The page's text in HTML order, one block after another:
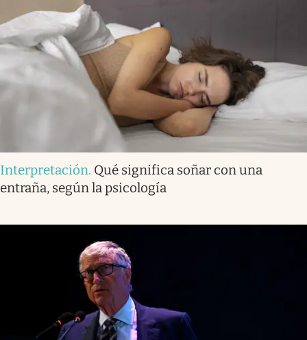
Interpretación. Qué significa soñar con una
entraña, según la psicología